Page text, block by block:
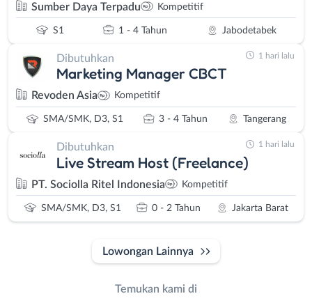
Sumber Daya Terpadu Kompetitif
S1 1 - 4 Tahun Jabodetabek
Dibutuhkan
Marketing Manager CBCT
Revoden Asia Kompetitif
SMA/SMK, D3, S1 3 - 4 Tahun Tangerang
1 hari lalu
Dibutuhkan
Live Stream Host (Freelance)
PT. Sociolla Ritel Indonesia Kompetitif
SMA/SMK, D3, S1 0 - 2 Tahun Jakarta Barat
1 hari lalu
Lowongan Lainnya
Temukan kami di